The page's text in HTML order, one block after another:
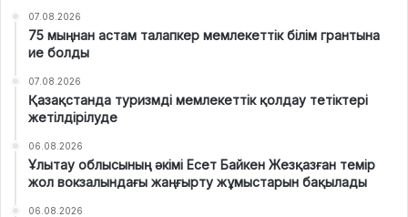
07.08.2026
75 мыңнан астам талапкер мемлекеттік білім грантына
ие болды
07.08.2026
Қазақстанда туризмді мемлекеттік қолдау тетіктері
жетілдірілуде
06.08.2026
Ұлытау облысының әкімі Есет Байкен Жезқазған темір
жол вокзалындағы жаңғырту жұмыстарын бақылады
06.08.2026